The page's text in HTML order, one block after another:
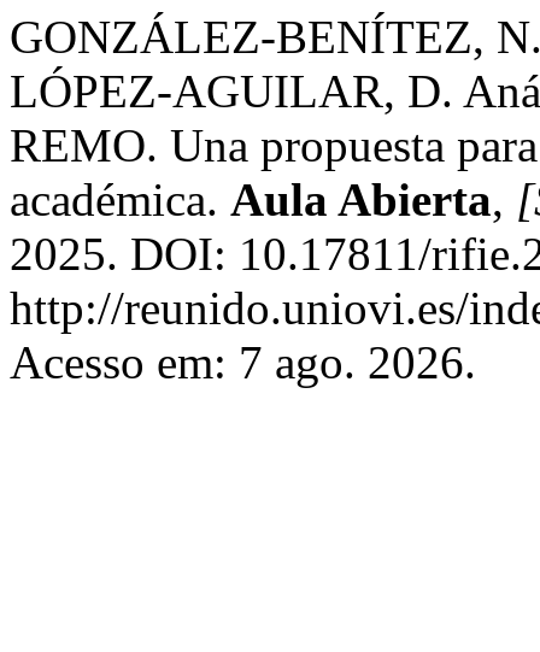
GONZÁLEZ-BENÍTEZ,
LÓPEZ-AGUILAR, D.
REMO. Una propuesta
académica. Aula Abierta,
2025. DOI: 10.17811/
http://reunido.uniovi.es/
Acesso em: 7 ago. 2026.